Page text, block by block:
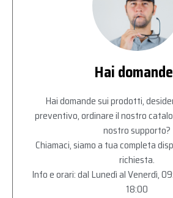
Hai
Hai domande sui prodotti,
preventivo, ordinare il nostro
nostro supporto?
Chiamaci, siamo a tua completa
richiesta.
Info e orari: dal Lunedì al Venerdì,
18:00